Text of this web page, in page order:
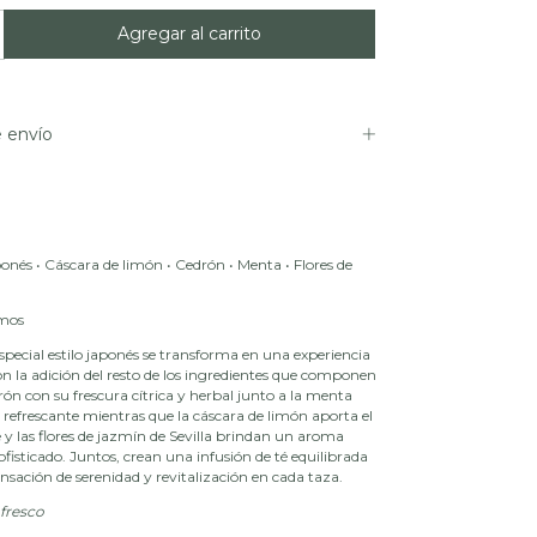
envío
• Cáscara de limón • Cedrón • Menta • Flores de
estilo japonés se transforma en una experiencia
la adición del resto de los ingredientes que componen
con su frescura cítrica y herbal junto a la menta
mientras que la cáscara de limón aporta el
las flores de jazmín de Sevilla brindan un aroma
Juntos, crean una infusión de té equilibrada
de serenidad y revitalización en cada taza.